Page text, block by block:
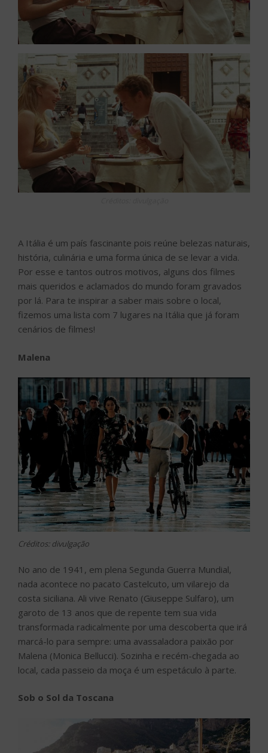
A Itália é um país fascinante pois reúne belezas naturais,
história, culinária e uma forma única de se levar a vida.
Por esse e tantos outros motivos, alguns dos filmes
mais queridos e aclamados do mundo foram gravados
por lá. Para te inspirar a saber mais sobre o local,
fizemos uma lista com 7 lugares na Itália que já foram
cenários de filmes!
Malena
Créditos: divulgação
No ano de 1941, em plena Segunda Guerra Mundial,
nada acontece no pacato Castelcuto, um vilarejo da
costa siciliana. Ali vive Renato (Giuseppe Sulfaro), um
garoto de 13 anos que de repente tem sua vida
transformada radicalmente por uma descoberta que irá
marcá-lo para sempre: uma avassaladora paixão por
Malena (Monica Bellucci). Sozinha e recém-chegada ao
local, cada passeio da moça é um espetáculo à parte.
Sob o Sol da Toscana